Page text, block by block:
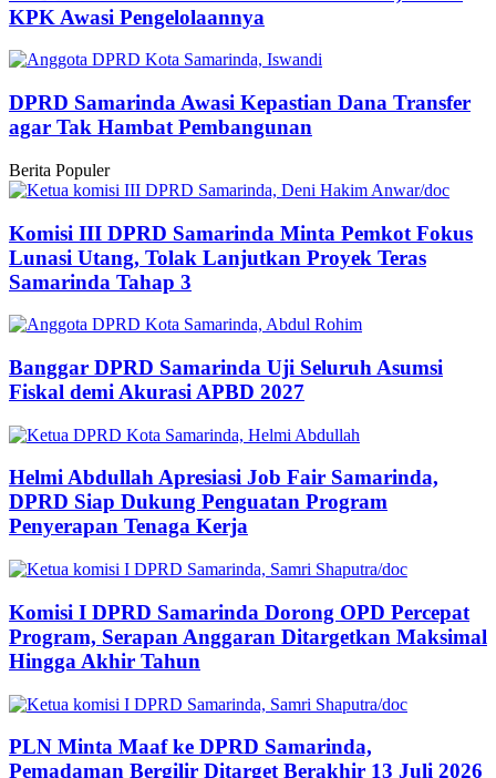
KPK Awasi Pengelolaannya
DPRD Samarinda Awasi Kepastian Dana Transfer
agar Tak Hambat Pembangunan
Berita Populer
Komisi III DPRD Samarinda Minta Pemkot Fokus
Lunasi Utang, Tolak Lanjutkan Proyek Teras
Samarinda Tahap 3
Banggar DPRD Samarinda Uji Seluruh Asumsi
Fiskal demi Akurasi APBD 2027
Helmi Abdullah Apresiasi Job Fair Samarinda,
DPRD Siap Dukung Penguatan Program
Penyerapan Tenaga Kerja
Komisi I DPRD Samarinda Dorong OPD Percepat
Program, Serapan Anggaran Ditargetkan Maksimal
Hingga Akhir Tahun
PLN Minta Maaf ke DPRD Samarinda,
Pemadaman Bergilir Ditarget Berakhir 13 Juli 2026